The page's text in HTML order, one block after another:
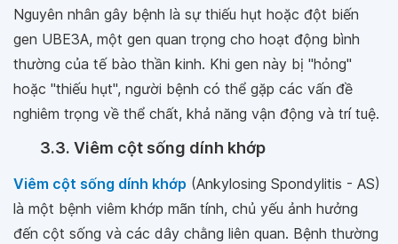
Nguyên nhân gây bệnh là sự thiếu hụt hoặc đột biến
gen UBE3A, một gen quan trọng cho hoạt động bình
thường của tế bào thần kinh. Khi gen này bị "hỏng"
hoặc "thiếu hụt", người bệnh có thể gặp các vấn đề
nghiêm trọng về thể chất, khả năng vận động và trí tuệ.
3.3. Viêm cột sống dính khớp
Viêm cột sống dính khớp (Ankylosing Spondylitis - AS)
là một bệnh viêm khớp mãn tính, chủ yếu ảnh hưởng
đến cột sống và các dây chằng liên quan. Bệnh thường